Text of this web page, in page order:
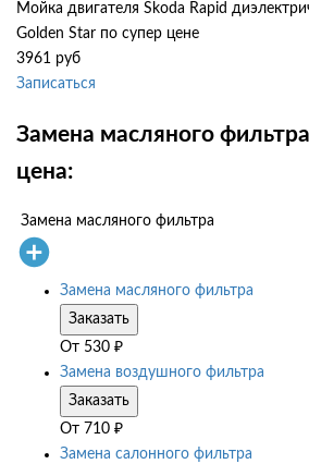
Мойка двигателя Skoda Rapid
Golden Star по супер цене
3961 руб
Записаться
Замена масляного
цена:
Замена масляного фильтра
Замена масляного фильтра
Заказать
От 530 ₽
Замена воздушного фильтра
Заказать
От 710 ₽
Замена салонного фильтра